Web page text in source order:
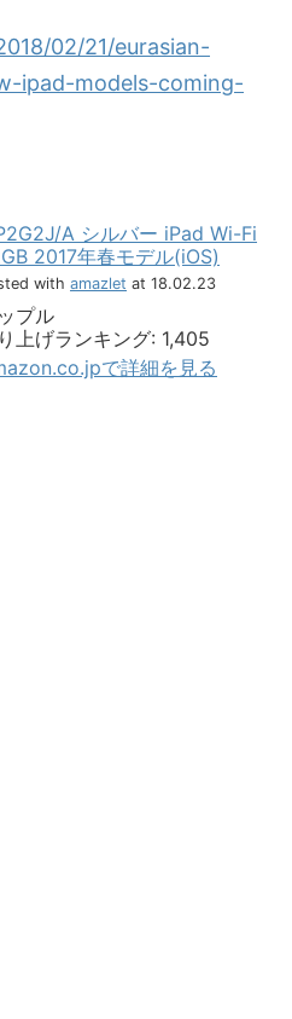
02/21/eurasian-
ipad-models-coming-
A シルバー iPad Wi-Fi
2017年春モデル(iOS)
with amazlet at 18.02.23
プル
上げランキング: 1,405
で詳細を見る